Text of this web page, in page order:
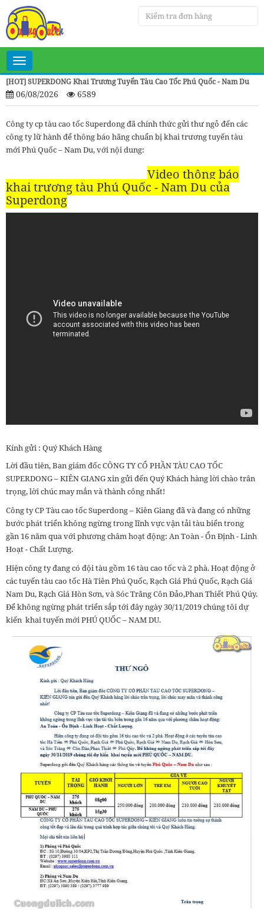
Toggle
navigation
[HOT] SUPERDONG Khai Trương Tuyến Tàu Cao Tốc Phú Quốc - Nam Du
06/08/2026 6589
Công ty cp tàu cao tốc Superdong đã chính thức gửi thư ngỏ đến các
công ty lữ hành để thông báo hãng chuẩn bị khai trương tuyến tàu
mới Phú Quốc – Nam Du, với nội dung:
Video thông báo
khai trương tàu Phú Quốc - Nam Du của
Superdong
Kính gửi : Quý Khách Hàng
Lời đầu tiên, Ban giám đốc CÔNG TY CỔ PHẦN TÀU CAO TỐC
SUPERDONG – KIÊN GIANG xin gửi đến Quý Khách hàng lời chào trân
trọng, lời chúc may mắn và thành công nhất!
Công ty CP Tàu cao tốc Superdong – Kiên Giang đã và đang có những
bước phát triển không ngừng trong lĩnh vực vận tải tàu biển trong
gần 16 năm qua với phương châm hoạt động: An Toàn - Ổn Định - Linh
Hoạt - Chất Lượng.
Hiện công ty đang có đội tàu gồm 16 tàu cao tốc và 2 phà. Hoạt động ở
các tuyến tàu cao tốc Hà Tiên Phú Quốc, Rạch Giá Phú Quốc, Rạch Giá
Nam Du, Rạch Giá Hòn Sơn, và Sóc Trăng Côn Đảo,Phan Thiết Phú Qúy.
Để không ngừng phát triển sắp tới đây ngày 30/11/2019 chúng tôi dự
kiến khai tuyến mới PHÚ QUỐC – NAM DU.